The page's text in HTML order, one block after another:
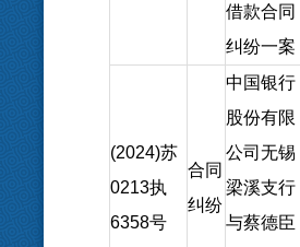
借款合同
纠纷一案
(2024)苏
0213执
6358号
合同
纠纷
中国银行
股份有限
公司无锡
梁溪支行
与蔡德臣